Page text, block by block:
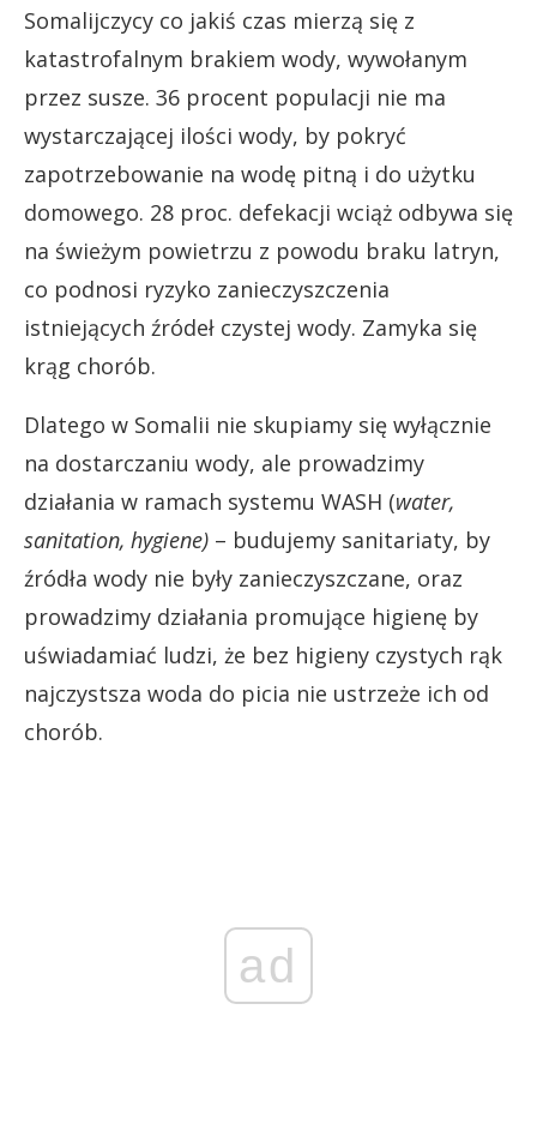
Somalijczycy co jakiś czas mierzą się z
katastrofalnym brakiem wody, wywołanym
przez susze. 36 procent populacji nie ma
wystarczającej ilości wody, by pokryć
zapotrzebowanie na wodę pitną i do użytku
domowego. 28 proc. defekacji wciąż odbywa się
na świeżym powietrzu z powodu braku latryn,
co podnosi ryzyko zanieczyszczenia
istniejących źródeł czystej wody. Zamyka się
krąg chorób.
Dlatego w Somalii nie skupiamy się wyłącznie
na dostarczaniu wody, ale prowadzimy
działania w ramach systemu WASH (water,
sanitation, hygiene) – budujemy sanitariaty, by
źródła wody nie były zanieczyszczane, oraz
prowadzimy działania promujące higienę by
uświadamiać ludzi, że bez higieny czystych rąk
najczystsza woda do picia nie ustrzeże ich od
chorób.
ad